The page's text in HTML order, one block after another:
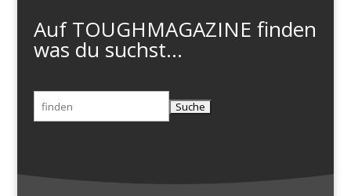
Auf TOUGHMAGAZINE finden
was du suchst...
Suchen
nach: